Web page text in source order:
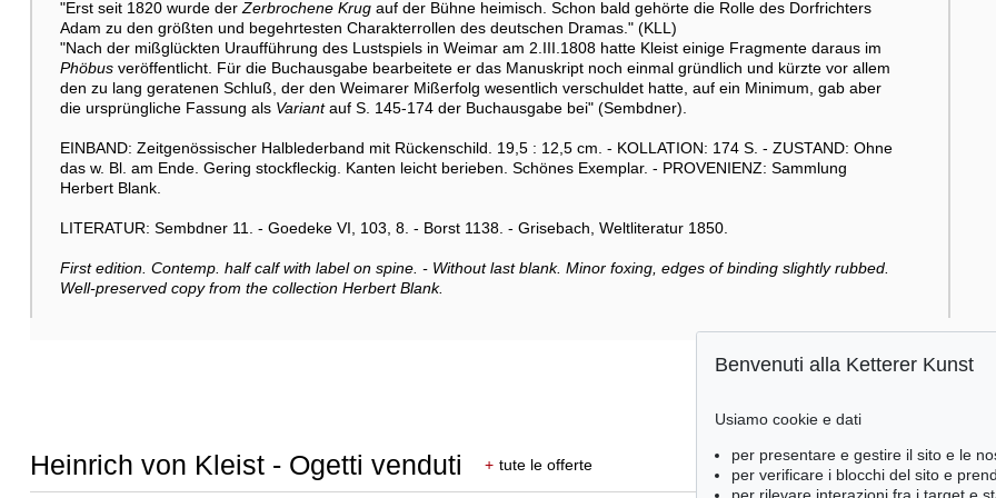
"Erst seit 1820 wurde derZerbrochene Krugauf der Bühne heimisch. Schon bald gehörte die Rolle des Dorfrichters
Adam zu den größten und begehrtesten Charakterrollen des deutschen Dramas." (KLL)
"Nach der mißglückten Uraufführung des Lustspiels in Weimar am 2.III.1808 hatte Kleist einige Fragmente daraus im
Phöbusveröffentlicht. Für die Buchausgabe bearbeitete er das Manuskript noch einmal gründlich und kürzte vor allem
den zu lang geratenen Schluß, der den Weimarer Mißerfolg wesentlich verschuldet hatte, auf ein Minimum, gab aber
die ursprüngliche Fassung als Variantauf S. 145-174 der Buchausgabe bei" (Sembdner).
EINBAND: Zeitgenössischer Halblederband mit Rückenschild. 19,5 : 12,5 cm. - KOLLATION: 174 S. - ZUSTAND: Ohne
das w. Bl. am Ende. Gering stockfleckig. Kanten leicht berieben. Schönes Exemplar. - PROVENIENZ: Sammlung
Herbert Blank.
LITERATUR: Sembdner 11. - Goedeke VI, 103, 8. - Borst 1138. - Grisebach, Weltliteratur 1850.
First edition. Contemp. half calf with label on spine. - Without last blank. Minor foxing, edges of binding slightly rubbed.
Well-preserved copy from the collection Herbert Blank.
Heinrich von Kleist - Ogetti venduti + tute le offerte
Benvenuti alla Ketterer Kunst
Usiamo cookie e dati
per presentare e gestire il sito e le
per verificare i blocchi del sito e